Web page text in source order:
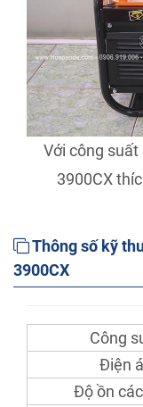
Với công
3900CX
Thông số kỹ
3900CX
Công
Điện
Độ ồn